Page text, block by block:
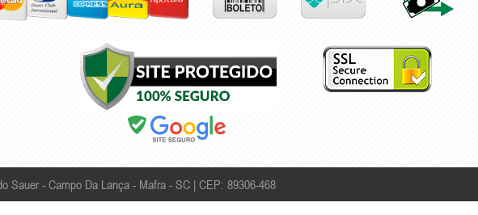
Sauer - Campo Da Lança - Mafra - SC | CEP: 89306-468